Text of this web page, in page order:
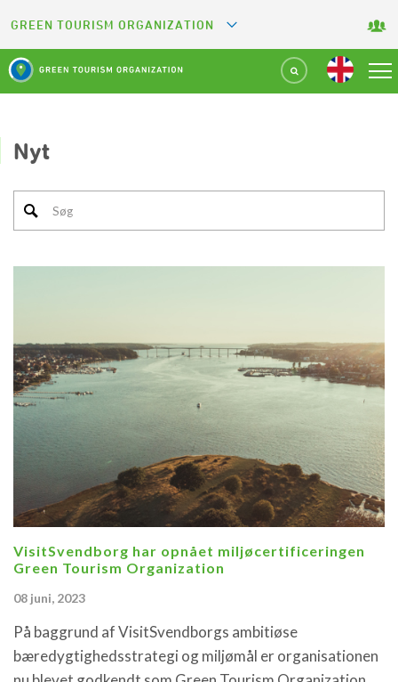
GREEN TOURISM ORGANIZATION
GREEN KEY
GREEN RESTAURANT
GREEN SPORT FACILITY
Nyt
VisitSvendborg har opnået miljøcertificeringen
Green Tourism Organization
08 juni, 2023
På baggrund af VisitSvendborgs ambitiøse
bæredygtighedsstrategi og miljømål er organisationen